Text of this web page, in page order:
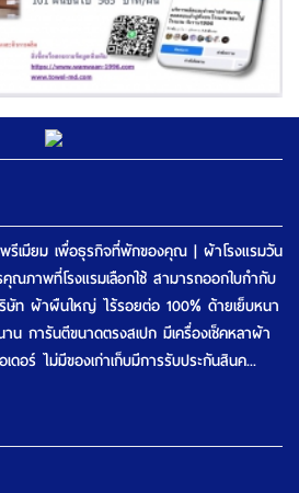
รีเมียม เพื่อธุรกิจที่พักของคุณ | ผ้าโรงแรมวัน
ณภาพที่โรงแรมเลือกใช้ สามารถออกใบกำกับ
ษัท ผ้าผืนใหญ่ ไร้รอยต่อ 100% ด้ายเย็บหนา
การันตีขนาดตรงสเปก มีเครื่องเช็คหลาผ้า
อร์ ไม่มีของเก่าเก็บมีการรับประกันสินค...